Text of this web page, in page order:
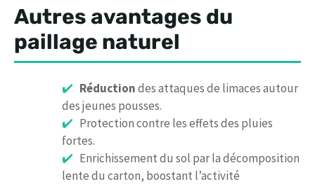
Autres avantages du
paillage naturel
Réductiondes attaques de limaces autour
des jeunes pousses.
Protection contre les effets des pluies
fortes.
Enrichissement du sol par la décomposition
lente du carton, boostant l’activité